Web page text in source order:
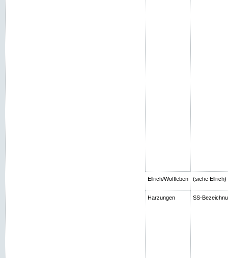
Ellrich/Woffleben (siehe Ellrich)
Harzungen SS-